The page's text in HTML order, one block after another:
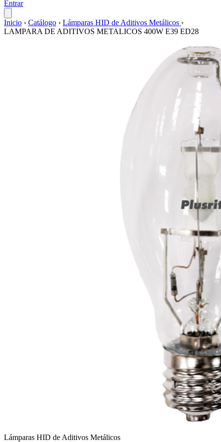
Entrar
Inicio › Catálogo › Lámparas HID de Aditivos Metálicos ›
LAMPARA DE ADITIVOS METALICOS 400W E39 ED28
Lámparas HID de Aditivos Metálicos